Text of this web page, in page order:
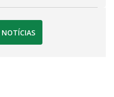
NOTÍCIAS